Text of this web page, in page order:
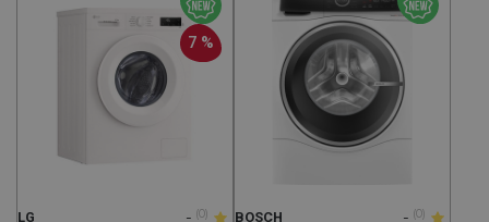
7 %
LG - (0) BOSCH - (0)